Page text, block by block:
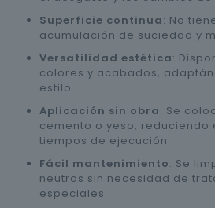
Superficie continua: No
acumulación de suciedad y
Versatilidad estética:
colores y acabados,
estilo.
Aplicación sin obra: Se
cemento o yeso, reduciendo
tiempos de ejecución.
Fácil mantenimiento: Se
neutros sin necesidad de
especiales.